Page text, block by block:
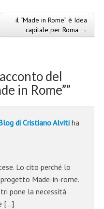
il “Made in Rome” è Idea
capitale per Roma →
del
in Rome””
di Cristiano Alviti ha
Lo cito perché lo
Made-in-rome.
pone la necessità
[…]